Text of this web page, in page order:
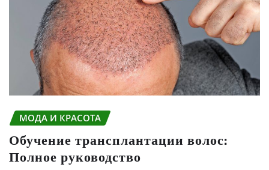
МОДА И КРАСОТА
Обучение трансплантации волос:
Полное руководство